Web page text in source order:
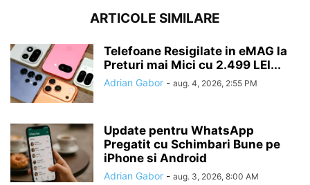
ARTICOLE SIMILARE
Telefoane Resigilate in eMAG la
Preturi mai Mici cu 2.499 LEI...
Adrian Gabor - aug. 4, 2026, 2:55 PM
Update pentru WhatsApp
Pregatit cu Schimbari Bune pe
iPhone si Android
Adrian Gabor - aug. 3, 2026, 8:00 AM